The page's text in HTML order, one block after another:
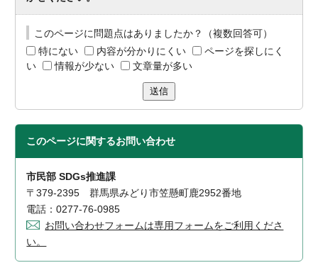
このページに問題点はありましたか？（複数回答可）
特にない
内容が分かりにくい
ページを探しにく
い
情報が少ない 文章量が多い
送信
このページに関するお問い合わせ
市民部 SDGs推進課
〒379-2395 群馬県みどり市笠懸町鹿2952番地
電話：0277-76-0985
お問い合わせフォームは専用フォームをご利用くださ
い。